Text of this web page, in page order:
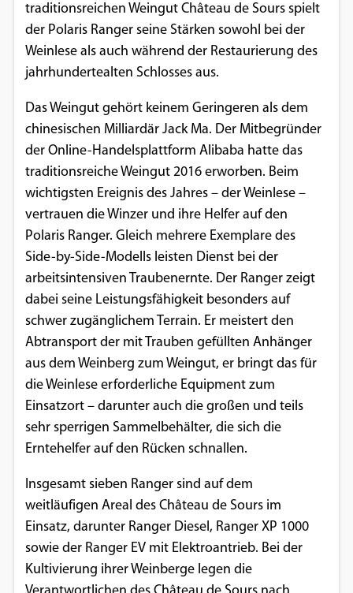
traditionsreichen Weingut Château de Sours spielt
der Polaris Ranger seine Stärken sowohl bei der
Weinlese als auch während der Restaurierung des
jahrhundertealten Schlosses aus.
Das Weingut gehört keinem Geringeren als dem
chinesischen Milliardär Jack Ma. Der Mitbegründer
der Online-Handelsplattform Alibaba hatte das
traditionsreiche Weingut 2016 erworben. Beim
wichtigsten Ereignis des Jahres – der Weinlese –
vertrauen die Winzer und ihre Helfer auf den
Polaris Ranger. Gleich mehrere Exemplare des
Side-by-Side-Modells leisten Dienst bei der
arbeitsintensiven Traubenernte. Der Ranger zeigt
dabei seine Leistungsfähigkeit besonders auf
schwer zugänglichem Terrain. Er meistert den
Abtransport der mit Trauben gefüllten Anhänger
aus dem Weinberg zum Weingut, er bringt das für
die Weinlese erforderliche Equipment zum
Einsatzort – darunter auch die großen und teils
sehr sperrigen Sammelbehälter, die sich die
Erntehelfer auf den Rücken schnallen.
Insgesamt sieben Ranger sind auf dem
weitläufigen Areal des Château de Sours im
Einsatz, darunter Ranger Diesel, Ranger XP 1000
sowie der Ranger EV mit Elektroantrieb. Bei der
Kultivierung ihrer Weinberge legen die
Social Media Plattformen anzeigen zu
können, werden von diesen externen
Medien Cookies gesetzt.
Vimeo
Google Maps
Anbieter:
Google